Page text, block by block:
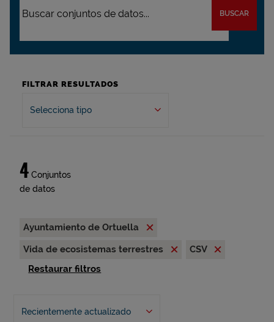
BUSCAR
FILTRAR RESULTADOS
Selecciona tipo
4 Conjuntos
de datos
Ayuntamiento de Ortuella
Vida de ecosistemas terrestres
CSV
Restaurar filtros
Recientemente actualizado